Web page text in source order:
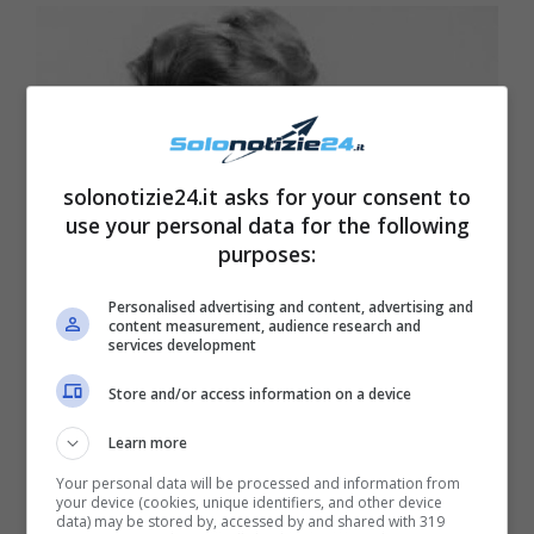
solonotizie24.it asks for your consent to
use your personal data for the following
purposes:
Personalised advertising and content, advertising and
content measurement, audience research and
services development
Store and/or access information on a device
Learn more
Your personal data will be processed and information from
your device (cookies, unique identifiers, and other device
data) may be stored by, accessed by and shared with 319